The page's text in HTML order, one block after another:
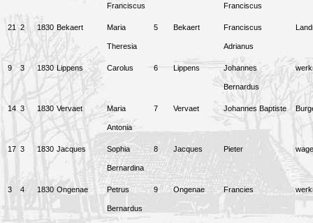
Franciscus Franciscus
21 2 1830 Bekaert Maria
Theresia
5 Bekaert Franciscus
Adrianus
9 3 1830 Lippens Carolus 6 Lippens Johannes
Bernardus
14 3 1830 Vervaet Maria
Antonia
7 Vervaet Johannes Baptiste
17 3 1830 Jacques Sophia
Bernardina
8 Jacques Pieter
3 4 1830 Ongenae Petrus
Bernardus
9 Ongenae Francies